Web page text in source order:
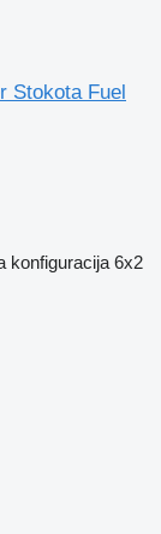
Stokota Fuel
konfiguracija 6x2